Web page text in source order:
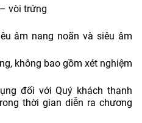
vòi trứng
âm nang noãn và siêu âm
không bao gồm xét nghiệm
đối với Quý khách thanh
thời gian diễn ra chương